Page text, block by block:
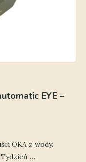
EYE –
OKA z wody.
…